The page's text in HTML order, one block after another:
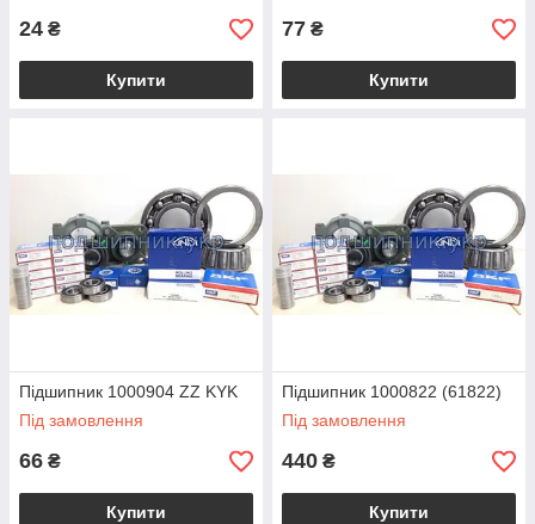
24 ₴
Купити
77 ₴
Купити
Підшипник 1000904 ZZ KYK
Під замовлення
66 ₴
Купити
Підшипник 1000822 (61822)
Під замовлення
440 ₴
Купити